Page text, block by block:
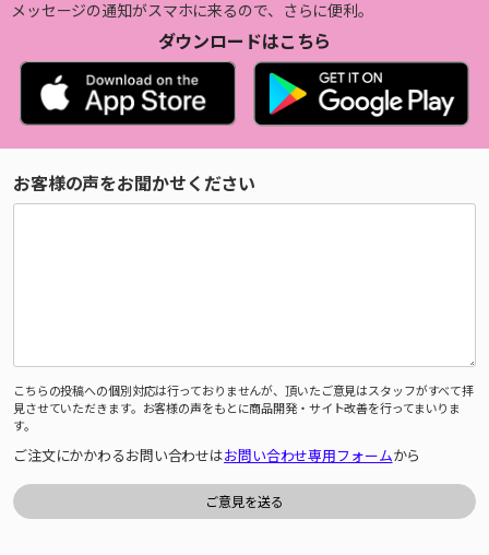
メッセージの通知がスマホに来るので、さらに便利。
ダウンロードはこちら
お客様の声をお聞かせください
こちらの投稿への個別対応は行っておりませんが、頂いたご意見はスタッフがすべて拝
見させていただきます。お客様の声をもとに商品開発・サイト改善を行ってまいりま
す。
ご注文にかかわるお問い合わせはお問い合わせ専用フォームから